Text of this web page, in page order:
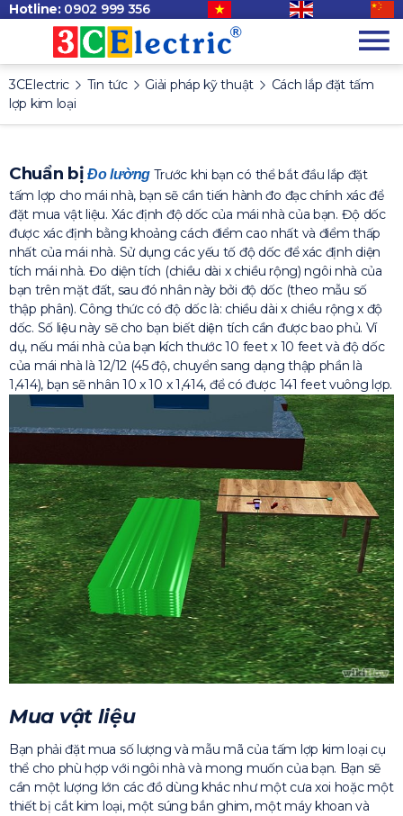
Hotline: 0902 999 356
3CElectric Tin tức Giải pháp kỹ thuật
Cách lắp đặt tấm
lợp kim loại
Chuẩn bị Đo lườngTrước khi bạn có thể bắt đầu lắp đặt
tấm lợp cho mái nhà, bạn sẽ cần tiến hành đo đạc chính xác để
đặt mua vật liệu. Xác định độ dốc của mái nhà của bạn. Độ dốc
được xác định bằng khoảng cách điểm cao nhất và điểm thấp
nhất của mái nhà. Sử dụng các yếu tố độ dốc để xác định diện
tích mái nhà. Đo diện tích (chiều dài x chiều rộng) ngôi nhà của
bạn trên mặt đất, sau đó nhân này bởi độ dốc (theo mẫu số
thập phân). Công thức có độ dốc là: chiều dài x chiều rộng x độ
dốc. Số liệu này sẽ cho bạn biết diện tích cần được bao phủ. Ví
dụ, nếu mái nhà của bạn kích thước 10 feet x 10 feet và độ dốc
của mái nhà là 12/12 (45 độ, chuyển sang dạng thập phần là
1,414), bạn sẽ nhân 10 x 10 x 1,414, để có được 141 feet vuông lợp.
Mua vật liệu
Bạn phải đặt mua số lượng và mẫu mã của tấm lợp kim loại cụ
thể cho phù hợp với ngôi nhà và mong muốn của bạn. Bạn sẽ
cần một lượng lớn các đồ dùng khác như một cưa xoi hoặc một
thiết bị cắt kim loại, một súng bắn ghim, một máy khoan và